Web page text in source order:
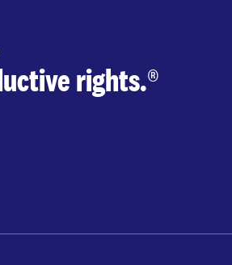
rights.®